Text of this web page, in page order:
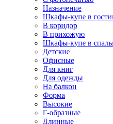
Назначение
Шкафы-купе в
В коридор
В прихожую
Шкафы-купе в
Детские
Офисные
Для книг
Для одежды
На балкон
Форма
Высокие
Г-образные
Длинные